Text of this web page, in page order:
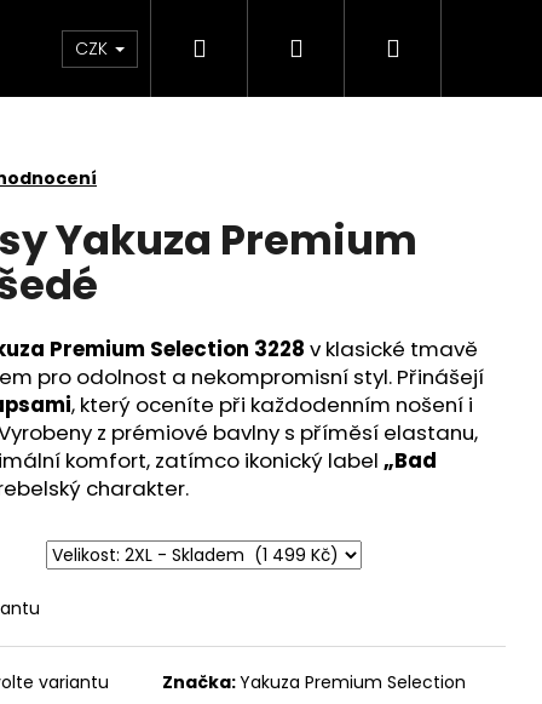
Kontakt Velkoobchod Obchodní
CZK Hledat PřihlášeníNákupní
Yakuza Premium
Premium Selection 3228 v klasické tmavě
pro odolnost a nekompromisní styl. Přinášejí
, který oceníte při každodenním nošení i
z prémiové bavlny s příměsí elastanu,
komfort, zatímco ikonický label „Bad
charakter.
variantu Značka:Yakuza Premium Selection
- BROKEN LEGEND